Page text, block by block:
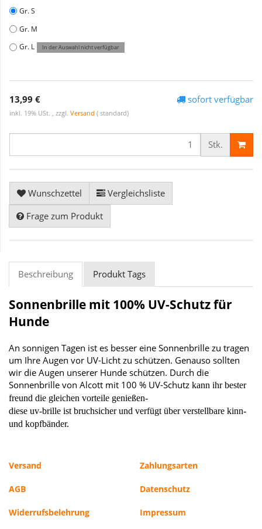
Gr. S
Gr. M
Gr. L
In der Auswahl nicht verfügbar
13,99 €
inkl. 19% USt. , zzgl. Versand ( standard)
sofort verfügbar
Stk.
Wunschzettel
Vergleichsliste
Frage zum Produkt
Beschreibung Produkt Tags
Sonnenbrille mit 100% UV-Schutz für
Hunde
An sonnigen Tagen ist es besser eine Sonnenbrille zu tragen
um Ihre Augen vor UV-Licht zu schützen. Genauso sollten
wir die Augen unserer Hunde schützen. Durch die
Sonnenbrille von Alcott mit 100 % UV-Schutz kann ihr bester
freund die gleichen vorteile genießen-
diese uv-brille ist bruchsicher und verfügt über verstellbare kinn-
und kopfbänder.
Versand Zahlungsarten
AGB Datenschutz
Widerrufsbelehrung Impressum